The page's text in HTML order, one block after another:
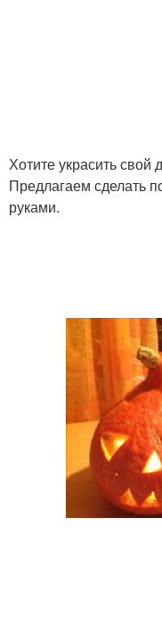
Хотите украсить свой
Предлагаем сделать
руками.